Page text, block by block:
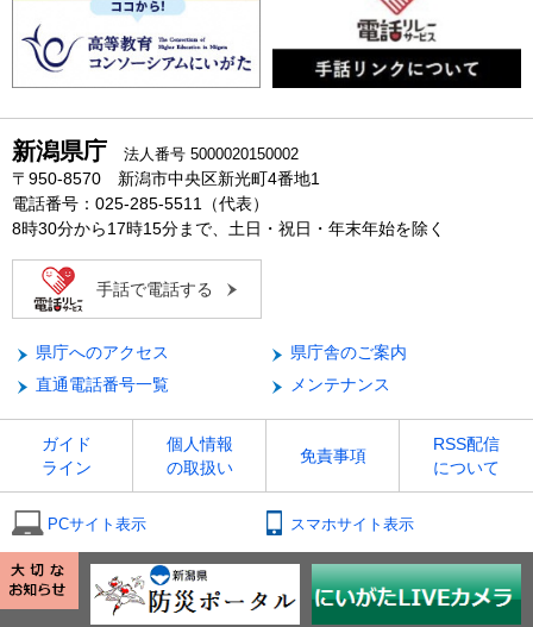
新潟県庁 法人番号 5000020150002
〒950-8570 新潟市中央区新光町4番地1
電話番号：025-285-5511（代表）
8時30分から17時15分まで、土日・祝日・年末年始を除く
手話で電話する
県庁へのアクセス
県庁舎のご案内
直通電話番号一覧
メンテナンス
ガイド
ライン
個人情報
の取扱い
免責事項
RSS配信
について
PCサイト表示 スマホサイト表示